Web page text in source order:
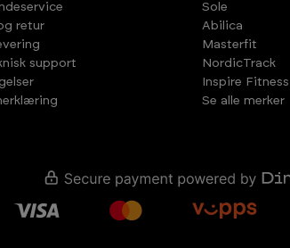
retur
support
Sole
Abilica
Masterfit
NordicTrack
Inspire Fitness
Se alle merker